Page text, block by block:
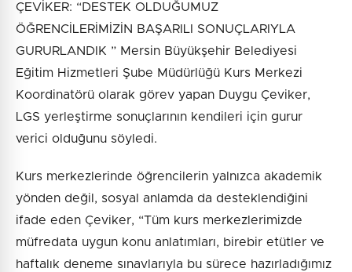
ÇEVİKER: “DESTEK OLDUĞUMUZ
ÖĞRENCİLERİMİZİN BAŞARILI SONUÇLARIYLA
GURURLANDIK ” Mersin Büyükşehir Belediyesi
Eğitim Hizmetleri Şube Müdürlüğü Kurs Merkezi
Koordinatörü olarak görev yapan Duygu Çeviker,
LGS yerleştirme sonuçlarının kendileri için gurur
verici olduğunu söyledi.
Kurs merkezlerinde öğrencilerin yalnızca akademik
yönden değil, sosyal anlamda da desteklendiğini
ifade eden Çeviker, “Tüm kurs merkezlerimizde
müfredata uygun konu anlatımları, birebir etütler ve
haftalık deneme sınavlarıyla bu sürece hazırladığımız